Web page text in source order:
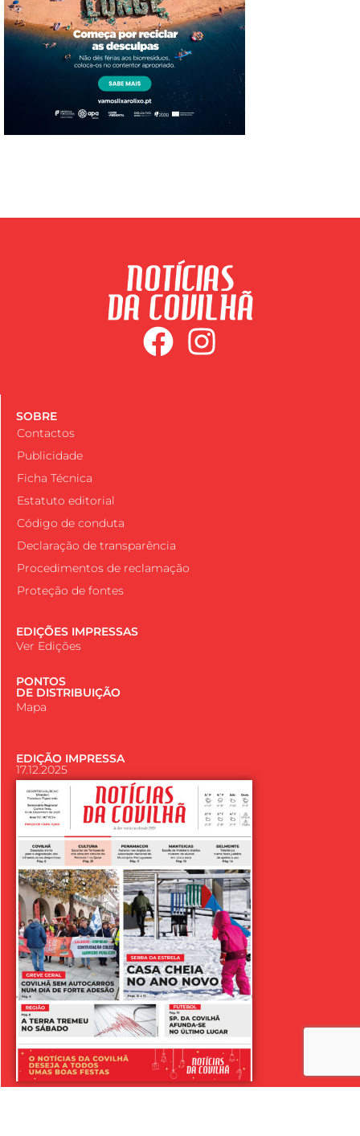
SOBRE
Contactos
Publicidade
Ficha Técnica
Estatuto editorial
Código de conduta
Declaração de transparência
Procedimentos de reclamação
Proteção de fontes
EDIÇÕES IMPRESSAS
Ver Edições
PONTOS
DE DISTRIBUIÇÃO
Mapa
EDIÇÃO IMPRESSA
17.12.2025